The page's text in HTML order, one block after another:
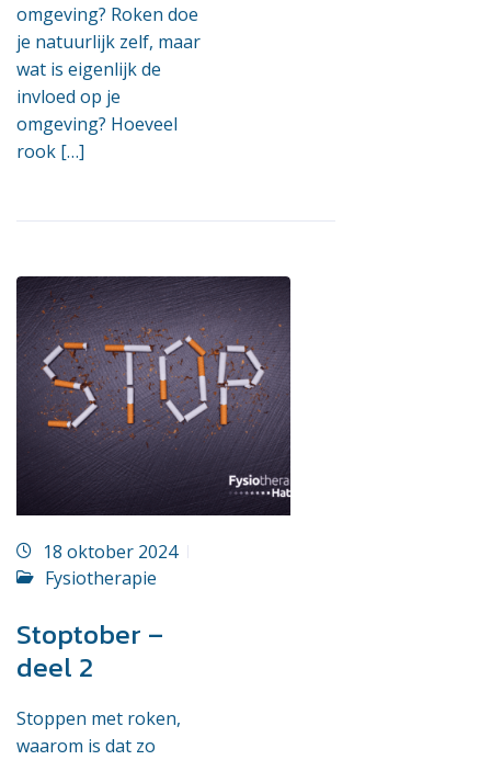
omgeving? Roken doe
je natuurlijk zelf, maar
wat is eigenlijk de
invloed op je
omgeving? Hoeveel
rook […]
18 oktober 2024
Fysiotherapie
Stoptober –
deel 2
Stoppen met roken,
waarom is dat zo